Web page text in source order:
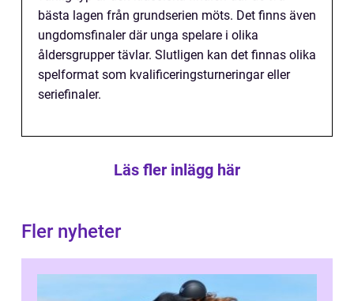
bästa lagen från grundserien möts. Det finns även
ungdomsfinaler där unga spelare i olika
åldersgrupper tävlar. Slutligen kan det finnas olika
spelformat som kvalificeringsturneringar eller
seriefinaler.
Läs fler inlägg här
Fler nyheter